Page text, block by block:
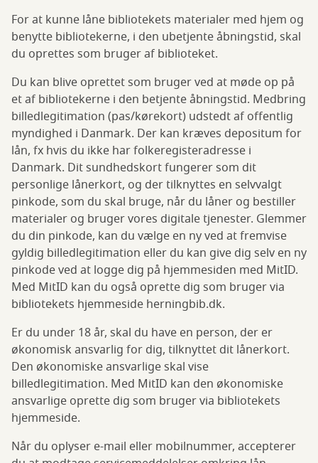
For at kunne låne bibliotekets materialer med hjem og
benytte bibliotekerne, i den ubetjente åbningstid, skal
du oprettes som bruger af biblioteket.
Du kan blive oprettet som bruger ved at møde op på
et af bibliotekerne i den betjente åbningstid. Medbring
billedlegitimation (pas/kørekort) udstedt af offentlig
myndighed i Danmark. Der kan kræves depositum for
lån, fx hvis du ikke har folkeregisteradresse i
Danmark. Dit sundhedskort fungerer som dit
personlige lånerkort, og der tilknyttes en selvvalgt
pinkode, som du skal bruge, når du låner og bestiller
materialer og bruger vores digitale tjenester. Glemmer
du din pinkode, kan du vælge en ny ved at fremvise
gyldig billedlegitimation eller du kan give dig selv en ny
pinkode ved at logge dig på hjemmesiden med MitID.
Med MitID kan du også oprette dig som bruger via
bibliotekets hjemmeside herningbib.dk.
Er du under 18 år, skal du have en person, der er
økonomisk ansvarlig for dig, tilknyttet dit lånerkort.
Den økonomiske ansvarlige skal vise
billedlegitimation. Med MitID kan den økonomiske
ansvarlige oprette dig som bruger via bibliotekets
hjemmeside.
Når du oplyser e-mail eller mobilnummer, accepterer